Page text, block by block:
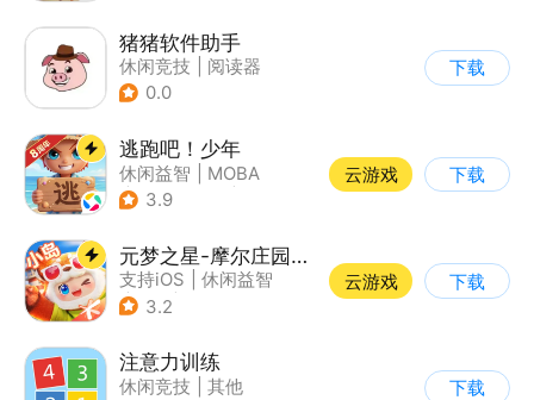
猪猪软件助手
休闲竞技
阅读器
0.0
下载
逃跑吧！少年
休闲益智
MOBA
| 非对称竞技
3.9
云游戏 下载
元梦之星-摩尔庄园联动
支持iOS
休闲益智
| PvP
3.2
云游戏 下载
注意力训练
休闲竞技
其他
下载